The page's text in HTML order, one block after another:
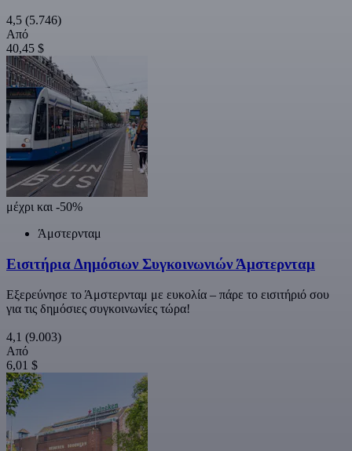
4,5 (5.746)
Από
40,45 $
μέχρι και -50%
Άμστερνταμ
Εισιτήρια Δημόσιων Συγκοινωνιών Άμστερνταμ
Εξερεύνησε το Άμστερνταμ με ευκολία – πάρε το εισιτήριό σου
για τις δημόσιες συγκοινωνίες τώρα!
4,1 (9.003)
Από
6,01 $